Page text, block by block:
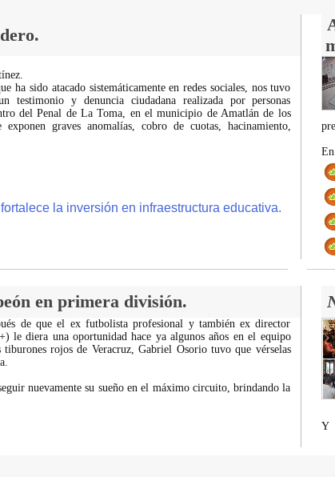
ha sido atacado sistemáticamente en redes sociales, nos tuvo
testimonio y denuncia ciudadana realizada por personas
del Penal de La Toma, en el municipio de Amatlán de los
exponen graves anomalías, cobro de cuotas, hacinamiento,
la inversión en infraestructura educativa.
En
en primera división.
de que el ex futbolista profesional y también ex director
le diera una oportunidad hace ya algunos años en el equipo
rojos de Veracruz, Gabriel Osorio tuvo que vérselas
nuevamente su sueño en el máximo circuito, brindando la
Y